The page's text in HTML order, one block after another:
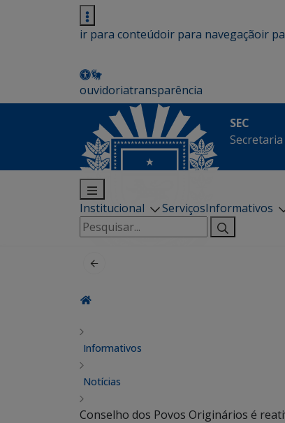
ir para conteúdoir para navegaçãoir
ouvidoriatransparência
SEC
Secretaria
Institucional ServiçosInformativos
Pesquisar
por:
Informativos
Notícias
Conselho dos Povos Originários é